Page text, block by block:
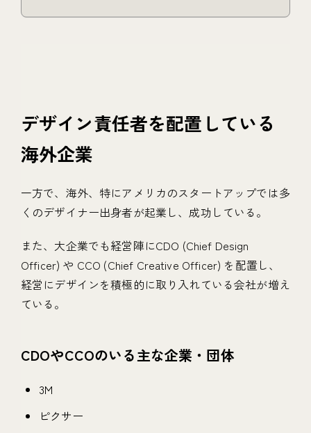
デザイン責任者を配置している
海外企業
一方で、海外、特にアメリカのスタートアップでは多
くのデザイナー出身者が起業し、成功している。
また、大企業でも経営陣にCDO (Chief Design
Officer) や CCO (Chief Creative Officer) を配置し、
経営にデザインを積極的に取り入れている会社が増え
ている。
CDOやCCOのいる主な企業・団体
3M
ピクサー